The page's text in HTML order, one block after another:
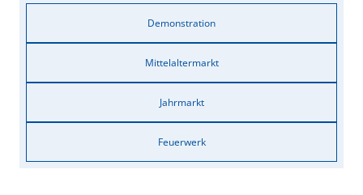
Demonstration
Mittelaltermarkt
Jahrmarkt
Feuerwerk